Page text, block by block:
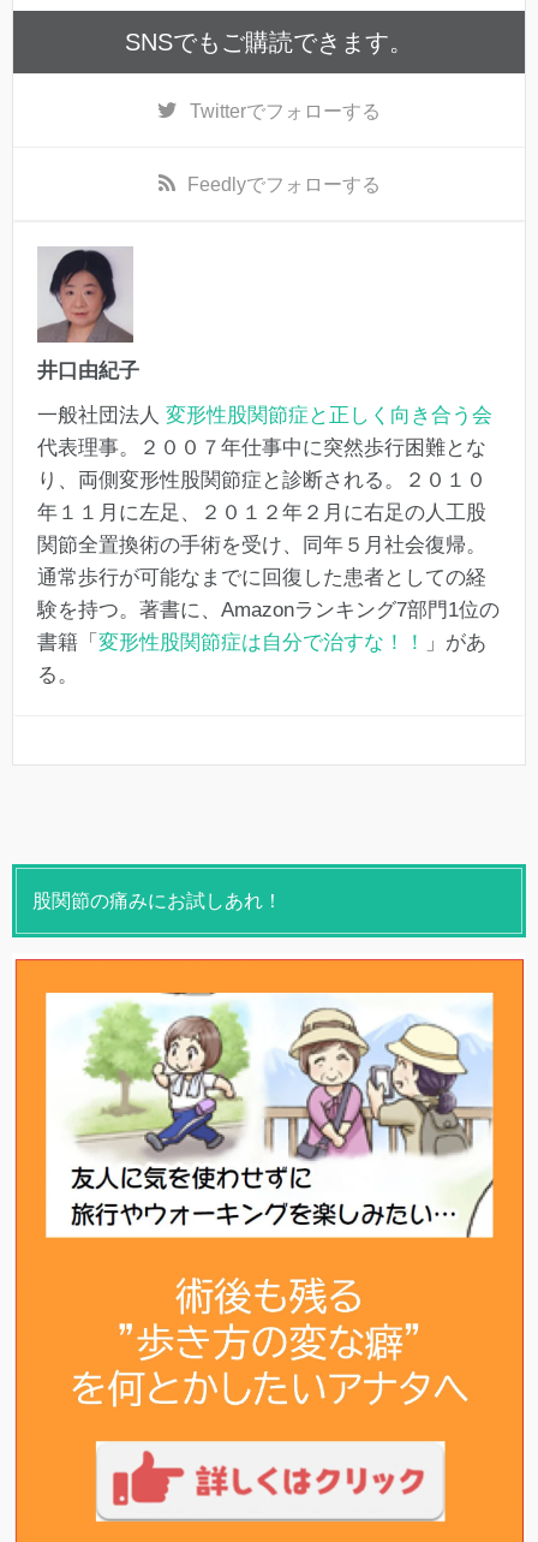
SNSでもご購読できます。
Twitterでフォローする
Feedlyでフォローする
井口由紀子
一般社団法人 変形性股関節症と正しく向き合う会
代表理事。２００７年仕事中に突然歩行困難とな
り、両側変形性股関節症と診断される。２０１０
年１１月に左足、２０１２年２月に右足の人工股
関節全置換術の手術を受け、同年５月社会復帰。
通常歩行が可能なまでに回復した患者としての経
験を持つ。著書に、Amazonランキング7部門1位の
書籍「 変形性股関節症は自分で治すな！！
」があ
る。
股関節の痛みにお試しあれ！